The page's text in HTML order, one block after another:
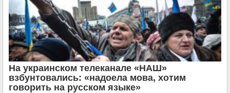
На украинском телеканале «НАШ»
взбунтовались: «надоела мова, хотим
говорить на русском языке»